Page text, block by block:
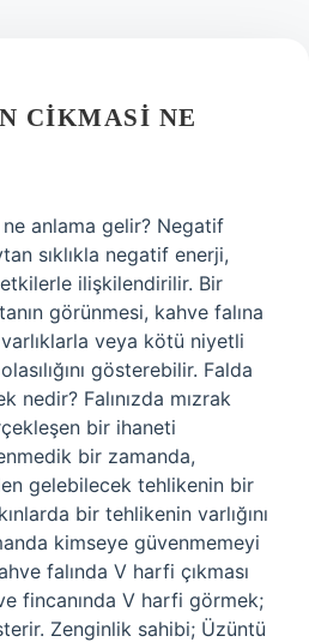
CIKMASI NE
ne anlama gelir? Negatif
sıklıkla negatif enerji,
ilişkilendirilir. Bir
görünmesi, kahve falına
veya kötü niyetli
gösterebilir. Falda
nedir? Falınızda mızrak
bir ihaneti
bir zamanda,
gelebilecek tehlikenin bir
bir tehlikenin varlığını
kimseye güvenmemeyi
falında V harfi çıkması
fincanında V harfi görmek;
Zenginlik sahibi; Üzüntü